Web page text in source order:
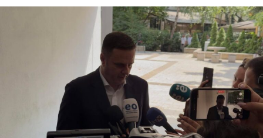
propozojë emrin për postin e presidentit.
“Është çështja e presidentit. LDK ka kërkuar që presidenti
të propozohet nga LDK, natyrisht që emrat të diskutohen
me partnerët dhe në këtë pikë nuk kemi pasur dakordancë.
Oferta e dhjetorit që LDK të merr jo kryetarit e Kuvendit,
por zvkryeministrin dhe disa ministri nuk është e
mjaftueshme, nuk është e dinjitetshme as për të dhënë
zgjidhje për krizën që jemi. Nuk mund ta pranojmë si të
tillë, nëse e doni LDK-në në qeverisje atëherë LDK duhet